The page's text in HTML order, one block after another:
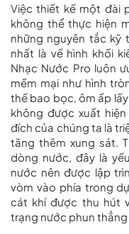
Việc thiết kế một đài
không thể thực hiện
những nguyên tắc kỹ
nhất là về hình khối
Nhạc Nước Pro luôn
mềm mại như hình
thế bao bọc, ôm ấp
không được xuất
đích của chúng ta là
tăng thêm xung sát.
dòng nước, đây là
nước nên được lập
vòm vào phía trong
cát khí được thu hút
trạng nước phun